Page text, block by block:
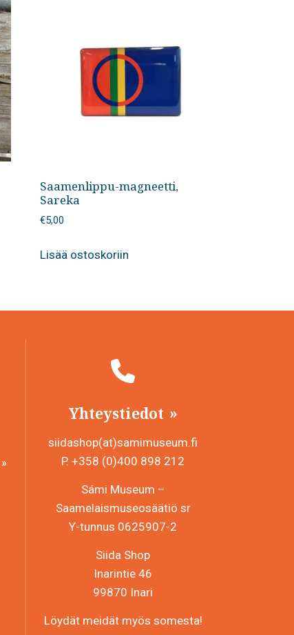
Saamenlippu-magneetti,
Sareka
€5,00
Lisää ostoskoriin
Yhteystiedot
siidashop(at)samimuseum.fi
P. +358 (0)400 898 212
Sámi Museum –
Saamelaismuseosäätiö sr
Y-tunnus 0625907-2
Siida Shop
Inarintie 46
99870 Inari
Löydät meidät myös somesta!